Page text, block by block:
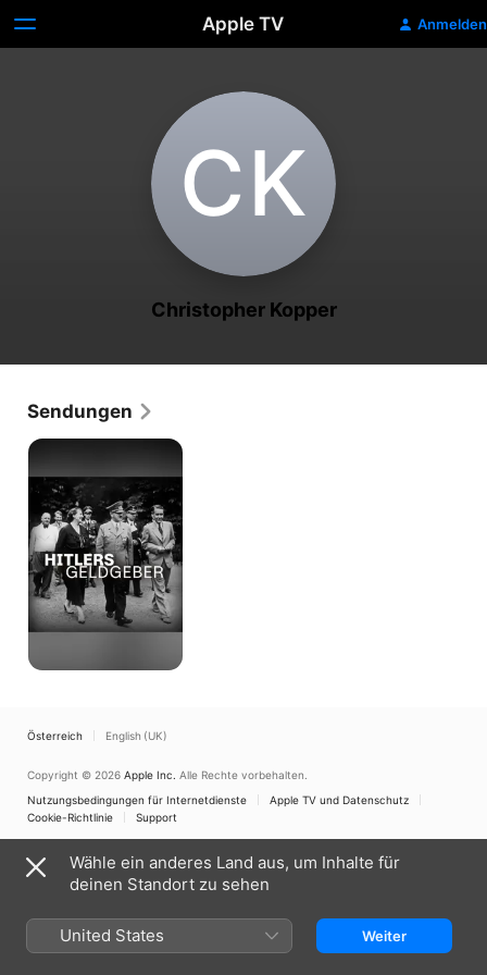
Apple TV Anmelden
C‌K
Christopher Kopper
Sendungen
Hitlers
Österreich English (UK)
Copyright © 2026 Apple Inc. Alle Rechte vorbehalten.
Nutzungsbedingungen für Internetdienste
Apple TV und Datenschutz
Cookie-Richtlinie
Support
Wähle ein anderes Land aus, um Inhalte für
deinen Standort zu sehen
United States Weiter